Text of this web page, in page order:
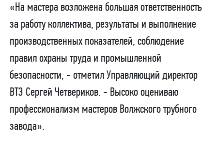
«На мастера возложена большая ответственность
за работу коллектива, результаты и выполнение
производственных показателей, соблюдение
правил охраны труда и промышленной
безопасности, - отметил Управляющий директор
ВТЗ Сергей Четвериков. - Высоко оцениваю
профессионализм мастеров Волжского трубного
завода».